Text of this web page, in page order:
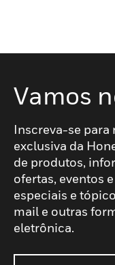
Vamos
Inscreva-se
exclusiva da
de produtos,
ofertas, eventos
especiais e
mail e outras
eletrônica.